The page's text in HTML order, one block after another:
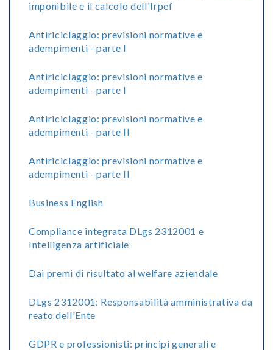
imponibile e il calcolo dell'Irpef
Antiriciclaggio: previsioni normative e
adempimenti - parte I
Antiriciclaggio: previsioni normative e
adempimenti - parte I
Antiriciclaggio: previsioni normative e
adempimenti - parte II
Antiriciclaggio: previsioni normative e
adempimenti - parte II
Business English
Compliance integrata DLgs 2312001 e
Intelligenza artificiale
Dai premi di risultato al welfare aziendale
DLgs 2312001: Responsabilità amministrativa da
reato dell'Ente
GDPR e professionisti: principi generali e